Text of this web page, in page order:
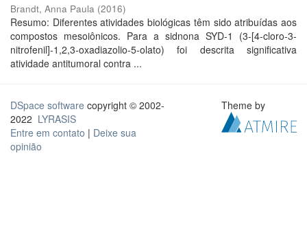
Brandt, Anna Paula (2016)
Resumo: Diferentes atividades biológicas têm sido atribuídas aos
compostos mesoiônicos. Para a sidnona SYD-1 (3-[4-cloro-3-
nitrofenil]-1,2,3-oxadiazolio-5-olato) foi descrita significativa
atividade antitumoral contra ...
DSpace software copyright © 2002-
2022 LYRASIS
Entre em contato | Deixe sua
opinião
Theme by